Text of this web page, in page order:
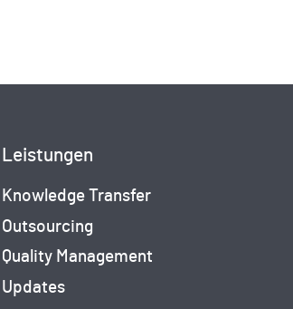
Leistungen
Knowledge Transfer
Outsourcing
Quality Management
Updates